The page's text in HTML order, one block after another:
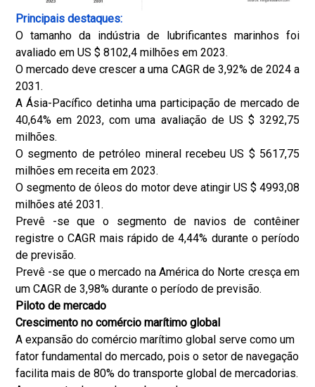
Principais destaques:
O tamanho da indústria de lubrificantes marinhos foi
avaliado em US $ 8102,4 milhões em 2023.
O mercado deve crescer a uma CAGR de 3,92% de 2024 a
2031.
A Ásia-Pacífico detinha uma participação de mercado de
40,64% em 2023, com uma avaliação de US $ 3292,75
milhões.
O segmento de petróleo mineral recebeu US $ 5617,75
milhões em receita em 2023.
O segmento de óleos do motor deve atingir US $ 4993,08
milhões até 2031.
Prevê -se que o segmento de navios de contêiner
registre o CAGR mais rápido de 4,44% durante o período
de previsão.
Prevê -se que o mercado na América do Norte cresça em
um CAGR de 3,98% durante o período de previsão.
Piloto de mercado
Crescimento no comércio marítimo global
A expansão do comércio marítimo global serve como um
fator fundamental do mercado, pois o setor de navegação
facilita mais de 80% do transporte global de mercadorias.